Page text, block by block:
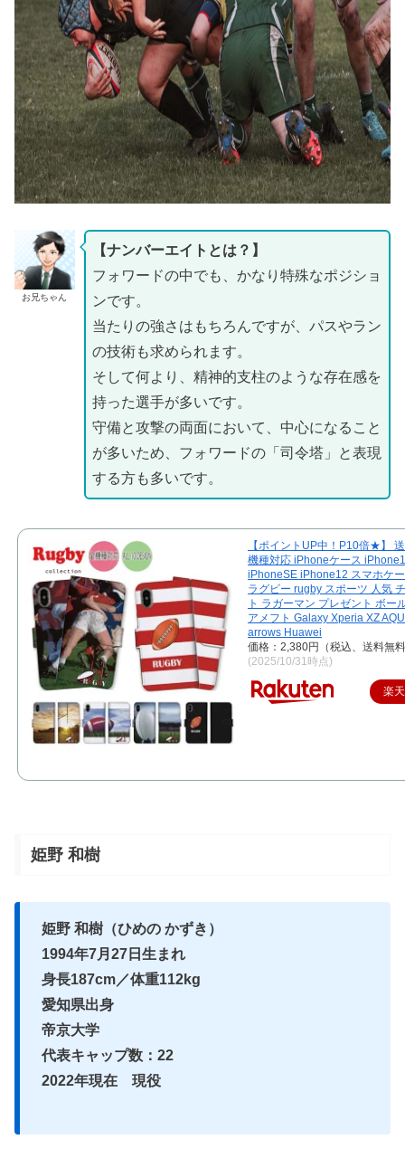
お兄ちゃん
【ナンバーエイトとは？】
フォワードの中でも、かなり特殊なポジショ
ンです。
当たりの強さはもちろんですが、パスやラン
の技術も求められます。
そして何より、精神的支柱のような存在感を
持った選手が多いです。
守備と攻撃の両面において、中心になること
が多いため、フォワードの「司令塔」と表現
する方も多いです。
【ポイントUP中！P10倍★】
機種対応 iPhoneケース
iPhoneSE iPhone12 スマホケ
ラグビー rugby スポーツ 人気
ト ラガーマン プレゼント ボー
アメフト Galaxy Xperia XZ
arrows Huawei
価格：2,380円（税込、送料無
(2025/10/31時点)
楽
姫野 和樹
姫野 和樹（ひめの かずき）
1994年7月27日生まれ
身長187cm／体重112kg
愛知県出身
帝京大学
代表キャップ数：22
2022年現在 現役